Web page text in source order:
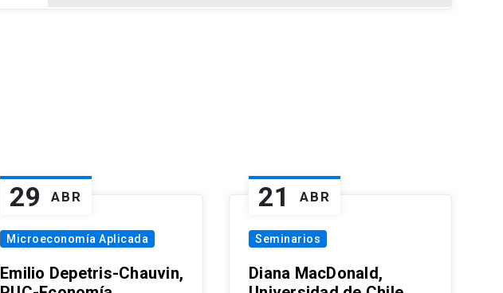
29 ABR
Microeconomía Aplicada
Emilio Depetris-Chauvin,
21 ABR
Seminarios
Diana MacDonald,